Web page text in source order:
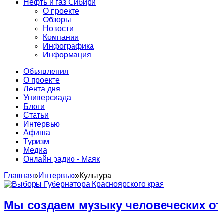
Нефть и газ Сибири
О проекте
Обзоры
Новости
Компании
Инфографика
Информация
Объявления
О проекте
Лента дня
Универсиада
Блоги
Статьи
Интервью
Афиша
Туризм
Медиа
Онлайн радио - Маяк
Главная»Интервью»Культура
Мы создаем музыку человеческих